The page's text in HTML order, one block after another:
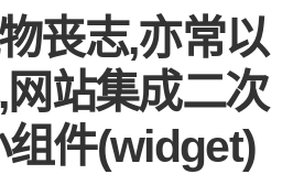
丧志,亦常以
站集成二次
件(widget)